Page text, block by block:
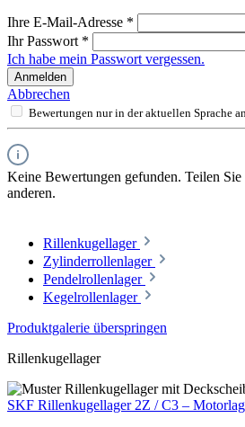
Ihre E-Mail-Adresse *
Ihr Passwort *
Ich habe mein Passwort vergessen.
Anmelden
Abbrechen
Bewertungen nur in der aktuellen Sprache
Keine Bewertungen gefunden. Teilen
anderen.
Rillenkugellager
Zylinderrollenlager
Pendelrollenlager
Kegelrollenlager
Produktgalerie überspringen
Rillenkugellager
SKF Rillenkugellager 2Z / C3 –